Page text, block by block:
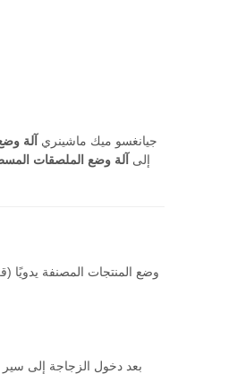
جيانغسو ميك ماشينري آلة
إلى آلة وضع الملصقات
وضع المنتجات المصنفة يدويًا
بعد دخول الزجاجة إلى سير